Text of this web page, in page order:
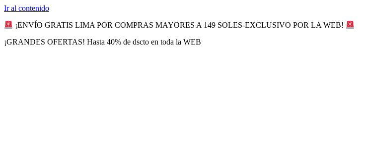
Ir al contenido
¡ENVÍO GRATIS LIMA POR COMPRAS MAYORES A 149 SOLES-EXCLUSIVO POR LA WEB!
¡GRANDES OFERTAS! Hasta 40% de dscto en toda la WEB